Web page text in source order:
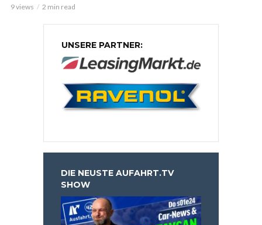
9 views 2 min read
UNSERE PARTNER:
DIE NEUSTE AUFAHRT.TV
SHOW